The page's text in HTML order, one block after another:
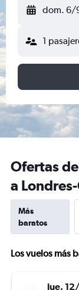
dom. 6/
1
Ofertas
a
Más
baratos
Los vuelos más
jue.